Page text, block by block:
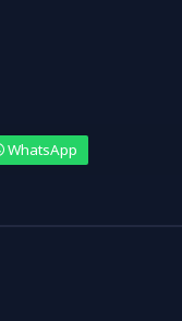
WhatsApp